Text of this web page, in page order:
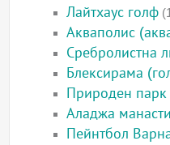
Лайтхаус голф
Акваполис
Сребролистна
Блексирама
Природен парк
Аладжа
Пейнтбол